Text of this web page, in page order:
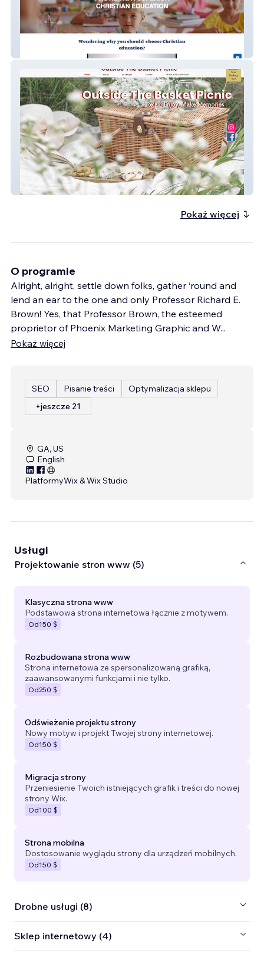
OUTSIDE THE BASKET
Pokaż więcej
O programie
Alright, alright, settle down folks, gather ‘round and
lend an ear to the one and only Professor Richard E.
Brown! Yes, that Professor Brown, the esteemed
proprietor of Phoenix Marketing Graphic and W...
Pokaż więcej
SEO Pisanie treści
Optymalizacja sklepu
+jeszcze 21
GA, US
English
PlatformyWix & Wix Studio
Usługi
Projektowanie stron www (5)
Klasyczna strona www
Podstawowa strona internetowa łącznie z motywem.
Od150 $
Rozbudowana strona www
Strona internetowa ze spersonalizowaną grafiką,
zaawansowanymi funkcjami i nie tylko.
Od250 $
Odświeżenie projektu strony
Nowy motyw i projekt Twojej strony internetowej.
Od150 $
Migracja strony
Przeniesienie Twoich istniejących grafik i treści do nowej
strony Wix.
Od100 $
Strona mobilna
Dostosowanie wyglądu strony dla urządzeń mobilnych.
Od150 $
Drobne usługi (8)
Sklep internetowy (4)